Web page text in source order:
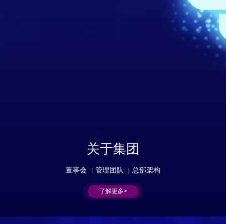
关于集团
董事会 | 管理团队 | 总部架构
了解更多>